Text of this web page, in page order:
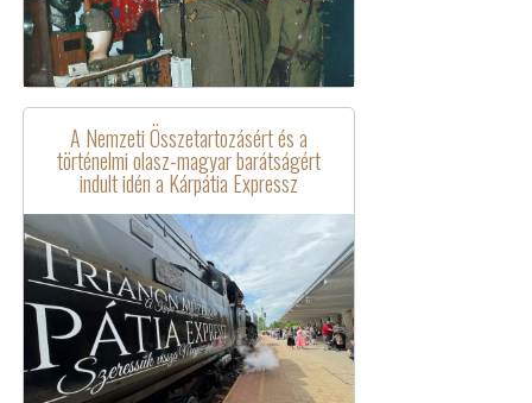
A Nemzeti Összetartozásért és a
történelmi olasz-magyar barátságért
indult idén a Kárpátia Expressz